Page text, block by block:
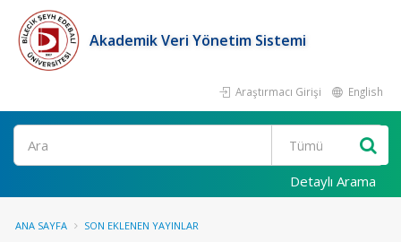
Akademik Veri Yönetim Sistemi
Araştırmacı Girişi English
Ara
Detaylı Arama
ANA SAYFA SON EKLENEN YAYINLAR